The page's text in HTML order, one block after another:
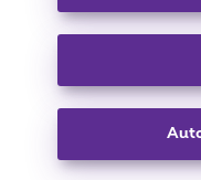
Boulevard du Roi Albert
Carrier & Wholesale
|
|Sitemap